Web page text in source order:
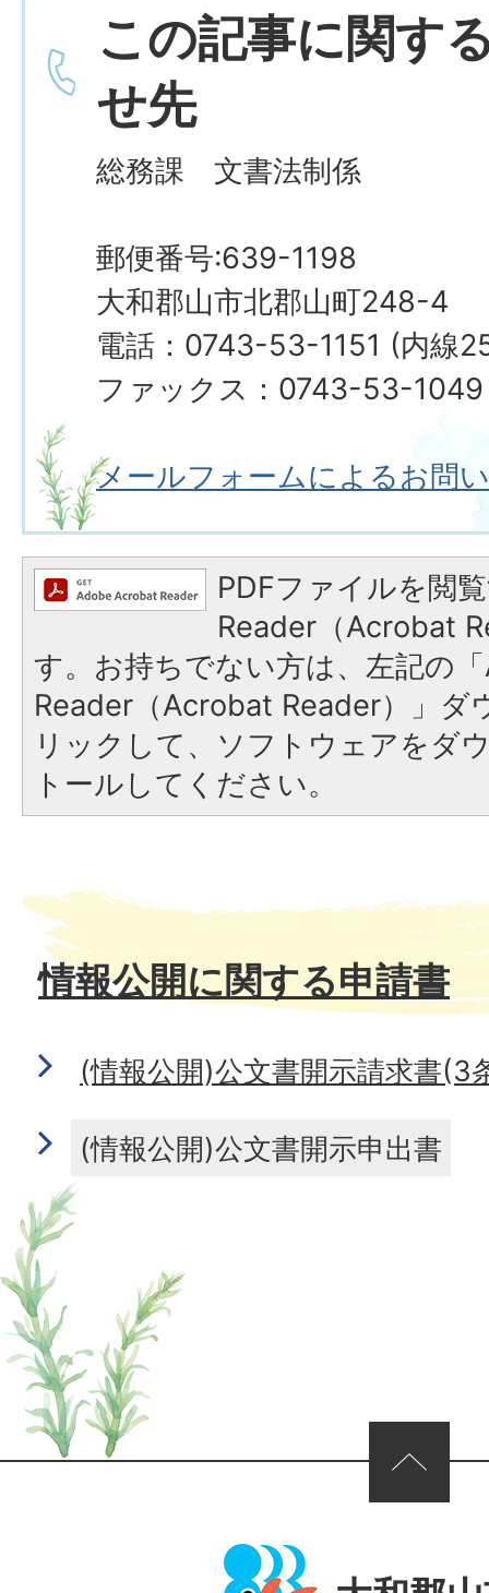
この記事に関す
せ先
総務課 文書法制係
郵便番号:639-1198
大和郡山市北郡山町248-4
電話：0743-53-1151 (内線
ファックス：0743-53-1049
メールフォームによるお問
PDFファイルを閲
Reader（Acrobat
す。お持ちでない方は、左記の
Reader（Acrobat Reader）」ダ
リックして、ソフトウェアをダ
トールしてください。
情報公開に関する申請書
(情報公開)公文書開示請求書(3
(情報公開)公文書開示申出書
ページの先頭へ